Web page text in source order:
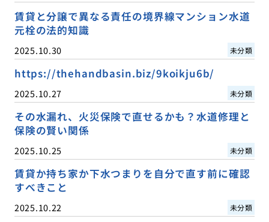
賃貸と分譲で異なる責任の境界線マンション水道
元栓の法的知識
2025.10.30 未分類
https://thehandbasin.biz/9koikju6b/
2025.10.27 未分類
その水漏れ、火災保険で直せるかも？水道修理と
保険の賢い関係
2025.10.25 未分類
賃貸か持ち家か下水つまりを自分で直す前に確認
すべきこと
2025.10.22 未分類